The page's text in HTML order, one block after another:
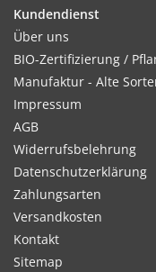
Kultur:
Reihenabstand 30-
Pflanzen vereinzeln,
gewährleisten.
Standort:
Sonnig bis
nährstoffreicher und
sauer. Mittelzehrer,
Kundendienst
Über uns
BIO-Zertifizierung /
Manufaktur - Alte
Impressum
AGB
Widerrufsbelehrung
Datenschutzerklärung
Zahlungsarten
Versandkosten
Kontakt
Sitemap